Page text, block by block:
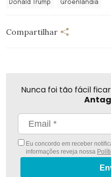
Donald Trump Groenlândia
Compartilhar
Nunca foi tão fácil
Eu concordo em receber
informações reveja nossa